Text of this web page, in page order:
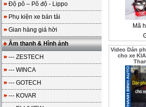
Độ pô – Pô độ - Lippo
Phụ kiện xe bán tải
Gian hàng giá hời
Âm thanh & Hình ảnh
--- ZESTECH
--- WINCA
--- GOTECH
--- KOVAR
Mã
Video Dán
cho xe